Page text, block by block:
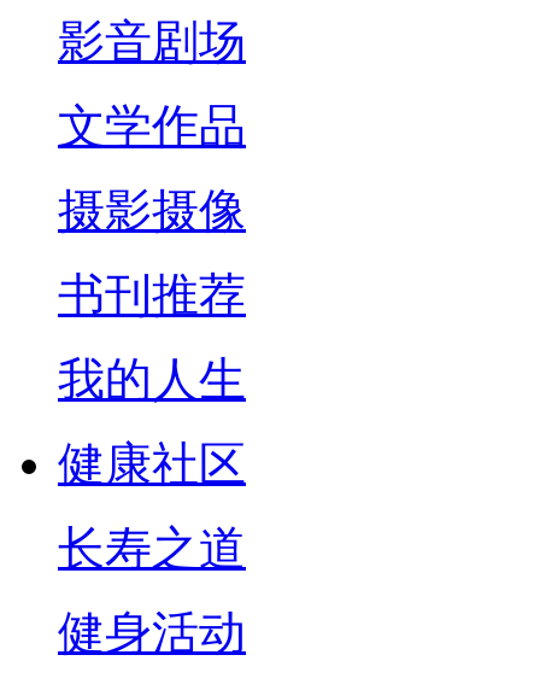
影音剧场
文学作品
摄影摄像
书刊推荐
我的人生
健康社区
长寿之道
健身活动